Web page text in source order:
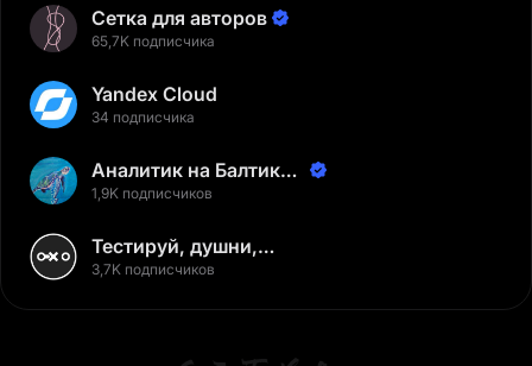
Сетка для авторов
65,7K подписчика
Yandex Cloud
34 подписчика
Аналитик на Балтике |
Неверов Станислав
1,9K подписчиков
Тестируй, душни,
наслаждайся
3,7K подписчиков